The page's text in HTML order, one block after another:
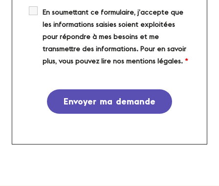
En soumettant ce formulaire, j’accepte que
les informations saisies soient exploitées
pour répondre à mes besoins et me
transmettre des informations. Pour en savoir
plus, vous pouvez lire nos mentions légales. *